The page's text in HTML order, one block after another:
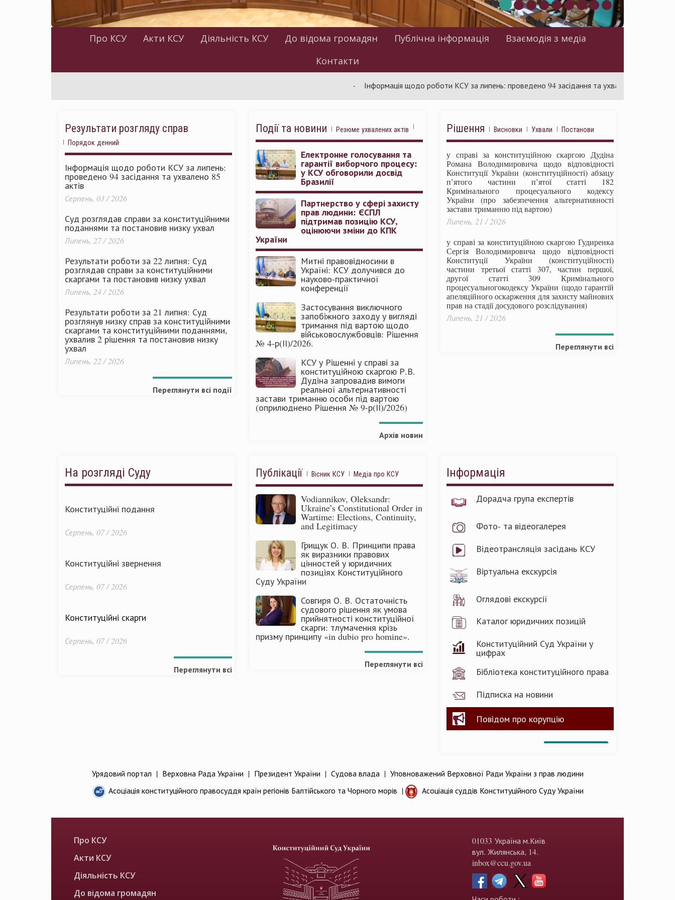
Про КСУ Акти КСУ Діяльність КСУ До відома громадян Публічна інформація
Взаємодія з медіа
Контакти
Інформація щодо роботи КСУ за липень: проведено 94 засідання та ухвалено 85 актів
Результати розгляду справ
Порядок денний
Інформація щодо роботи КСУ за липень:
проведено 94 засідання та ухвалено 85
актів
Серпень, 03 / 2026
Суд розглядав справи за конституційними
поданнями та постановив низку ухвал
Липень, 27 / 2026
Результати роботи за 22 липня: Суд
розглядав справи за конституційними
скаргами та постановив низку ухвал
Липень, 24 / 2026
Результати роботи за 21 липня: Суд
розглянув низку справ за конституційними
скаргами та конституційними поданнями,
ухвалив 2 рішення та постановив низку
ухвал
Липень, 22 / 2026
Переглянути всі події
Події та новини Резюме ухвалених актів
Електронне голосування та
гарантії виборчого процесу:
у КСУ обговорили досвід
Бразилії
Партнерство у сфері захисту
прав людини: ЄСПЛ
підтримав позицію КСУ,
оцінюючи зміни до КПК
України
Митні правовідносини в
Україні: КСУ долучився до
науково-практичної
конференції
Застосування виключного
запобіжного заходу у вигляді
тримання під вартою щодо
військовослужбовців: Рішення
№ 4-р(ІІ)/2026.
КСУ у Рішенні у справі за
конституційною скаргою Р.В.
Дудіна запровадив вимоги
реальної альтернативності
застави триманню особи під вартою
(оприлюднено Рішення № 9-р(ІІ)/2026)
Архів новин
Рішення Висновки Ухвали Постанови
у справі за конституційною скаргою Дудіна
Романа Володимировича щодо відповідності
Конституції України (конституційності) абзацу
п’ятого частини п’ятої статті 182
Кримінального процесуального кодексу
України (про забезпечення альтернативності
застави триманню під вартою)
Липень, 21 / 2026
у справі за конституційною скаргою Гудиренка
Сергія Володимировича щодо відповідності
Конституції України (конституційності)
частини третьої статті 307, частин першої,
другої статті 309 Кримінального
процесуальногокодексу України (щодо гарантій
апеляційного оскарження для захисту майнових
прав на стадії досудового розслідування)
Липень, 21 / 2026
Переглянути всі
На розгляді Суду
Конституційні подання
Серпень, 07 / 2026
Конституційні звернення
Серпень, 07 / 2026
Конституційні скарги
Серпень, 07 / 2026
Переглянути всі
Публікації Вісник КСУ Медіа про КСУ
Vodiannikov, Oleksandr:
Ukraine’s Constitutional Order in
Wartime: Elections, Continuity,
and Legitimacy
Грищук О. В. Принципи права
як виразники правових
цінностей у юридичних
позиціях Конституційного
Суду України
Совгиря О. В. Остаточність
судового рішення як умова
прийнятності конституційної
скарги: тлумачення крізь
призму принципу «in dubio pro homine».
Переглянути всі
Інформація
Дорадча група експертів
Фото- та відеогалерея
Відеотрансляція засідань КСУ
Віртуальна екскурсія
Оглядові екскурсії
Каталог юридичних позицій
Конституційний Суд України у
цифрах
Бібліотека конституційного права
Підписка на новини
Повідом про корупцію
Урядовий портал | Верховна Рада України | Президент України | Судова влада | Уповноважений Верховної Ради України з прав людини
Асоціація конституційного правосуддя країн регіонів Балтійського та Чорного морів | Асоціація суддів Конституційного Суду України
Про КСУ
Акти КСУ
Діяльність КСУ
До відома громадян
01033 Україна м.Київ
вул. Жилянська, 14.
inbox@ccu.gov.ua